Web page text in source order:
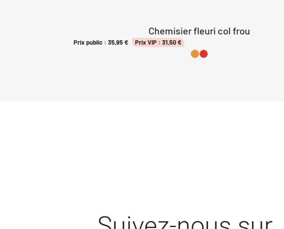
Chemisier fleuri col frou
Prix public : 35,95€ Prix VIP : 31,50€